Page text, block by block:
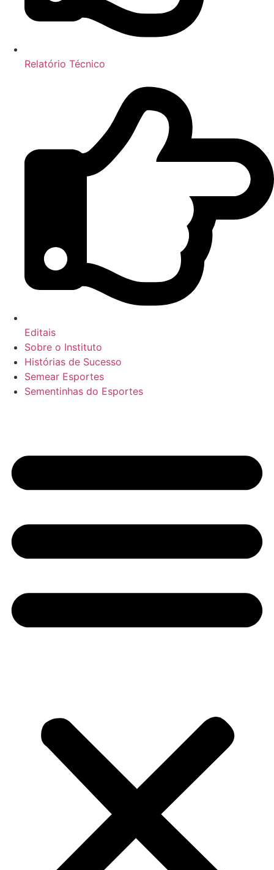
Relatório Técnico
Editais
Sobre o Instituto
Histórias de Sucesso
Semear Esportes
Sementinhas do Esportes